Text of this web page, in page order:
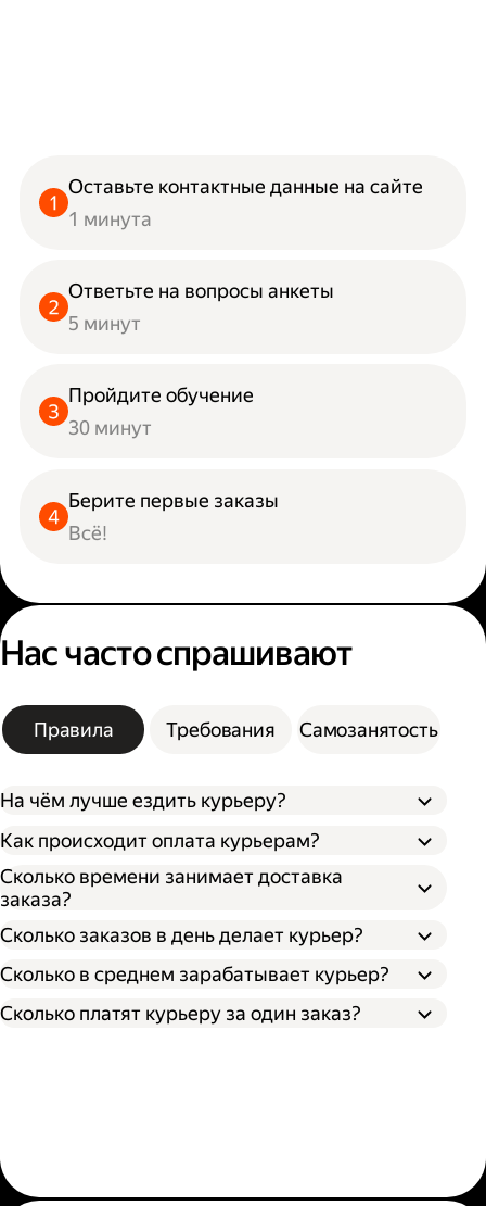
Оставьте контактные данные на сайте
1 минута
Ответьте на вопросы анкеты
5 минут
Пройдите обучение
30 минут
Берите первые заказы
Всё!
Нас часто спрашивают
Правила Требования Самозанятость
На чём лучше ездить курьеру?
Как происходит оплата курьерам?
Сколько времени занимает доставка
заказа?
Сколько заказов в день делает курьер?
Сколько в среднем зарабатывает курьер?
Сколько платят курьеру за один заказ?